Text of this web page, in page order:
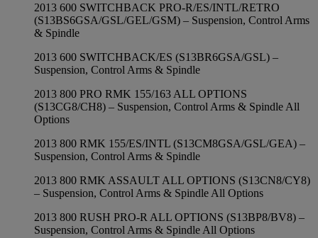
2013 600 SWITCHBACK PRO-R/ES/INTL/RETRO
(S13BS6GSA/GSL/GEL/GSM) – Suspension, Control Arms
& Spindle
2013 600 SWITCHBACK/ES (S13BR6GSA/GSL) –
Suspension, Control Arms & Spindle
2013 800 PRO RMK 155/163 ALL OPTIONS
(S13CG8/CH8) – Suspension, Control Arms & Spindle All
Options
2013 800 RMK 155/ES/INTL (S13CM8GSA/GSL/GEA) –
Suspension, Control Arms & Spindle
2013 800 RMK ASSAULT ALL OPTIONS (S13CN8/CY8)
– Suspension, Control Arms & Spindle All Options
2013 800 RUSH PRO-R ALL OPTIONS (S13BP8/BV8) –
Suspension, Control Arms & Spindle All Options